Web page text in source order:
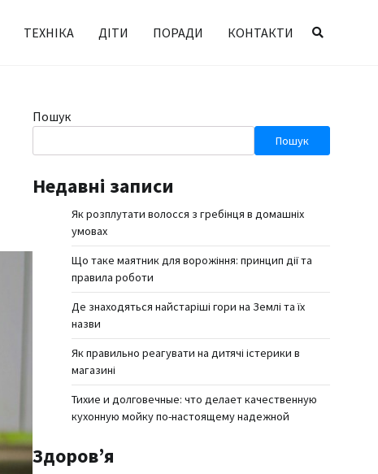
ТЕХНІКА ДІТИ ПОРАДИ КОНТАКТИ
Пошук
Пошук
Недавні записи
Як розплутати волосся з гребінця в домашніх
умовах
Що таке маятник для ворожіння: принцип дії та
правила роботи
Де знаходяться найстаріші гори на Землі та їх
назви
Як правильно реагувати на дитячі істерики в
магазині
Тихие и долговечные: что делает качественную
кухонную мойку по-настоящему надежной
Здоров’я